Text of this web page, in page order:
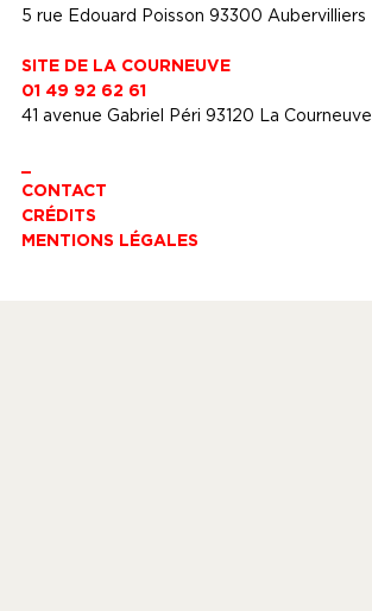
5 rue Edouard Poisson 93300 Aubervilliers
SITE DE LA COURNEUVE
01 49 92 62 61
41 avenue Gabriel Péri 93120 La Courneuve
CONTACT
CRÉDITS
MENTIONS LÉGALES